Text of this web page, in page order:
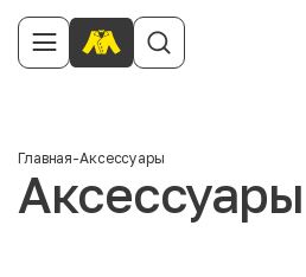
Главная-Аксессуары
Аксессуары